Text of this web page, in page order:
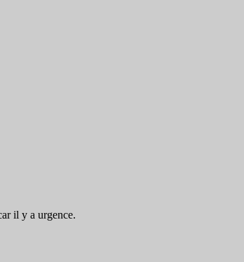
il y a urgence.